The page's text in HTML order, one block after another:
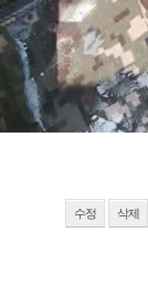
수정 삭제